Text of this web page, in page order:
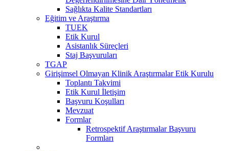
Sağlıkta Kalite Standartları
Eğitim ve Araştırma
TUEK
Etik Kurul
Asistanlık Süreçleri
Staj Başvuruları
TGAP
Girişimsel Olmayan Klinik Araştırmalar Etik Kurulu
Toplantı Takvimi
Etik Kurul İletişim
Başvuru Koşulları
Mevzuat
Formlar
Retrospektif Araştırmalar Başvuru
Formları